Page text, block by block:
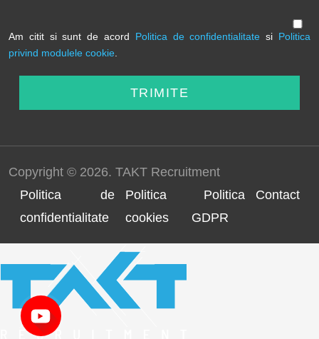
Am citit si sunt de acord Politica de confidentialitate si Politica
privind modulele cookie
TRIMITE
Copyright © 2026. TAKT Recruitment
Politica de
confidentialitate
Politica
cookies
Politica
GDPR
Contact